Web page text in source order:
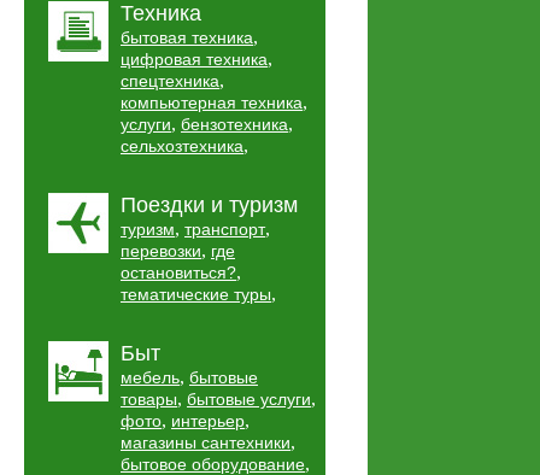
Техника
бытовая техника,
цифровая техника,
спецтехника,
компьютерная техника,
услуги, бензотехника,
сельхозтехника,
Поездки и туризм
туризм, транспорт,
перевозки, где
остановиться?,
тематические туры,
Быт
мебель, бытовые
товары, бытовые услуги,
фото, интерьер,
магазины сантехники,
бытовое оборудование,